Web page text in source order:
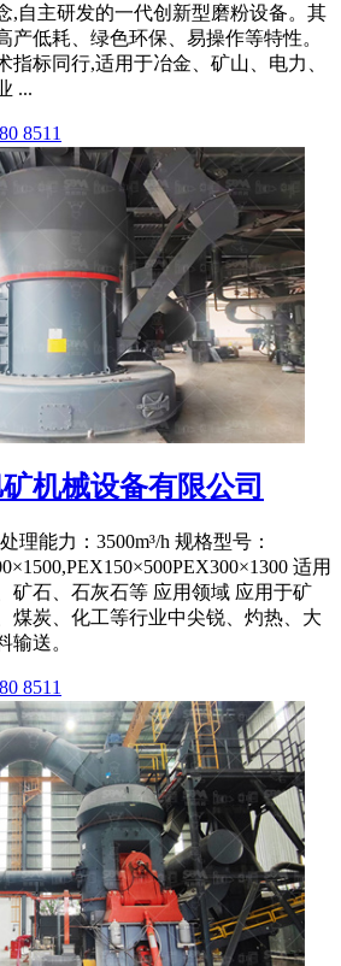
,自主研发的一代创新型磨粉设备。其
产低耗、绿色环保、易操作等特性。
指标同行,适用于冶金、矿山、电力、
...
8511
机械设备有限公司
理能力：3500m³/h 规格型号：
适用
矿石、石灰石等 应用领域 应用于矿
煤炭、化工等行业中尖锐、灼热、大
输送。
8511